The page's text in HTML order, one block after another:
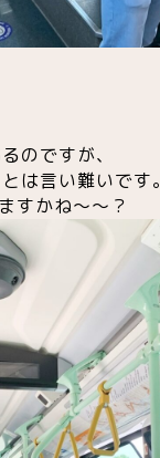
のですが、
は言い難いです。
すかね〜〜？